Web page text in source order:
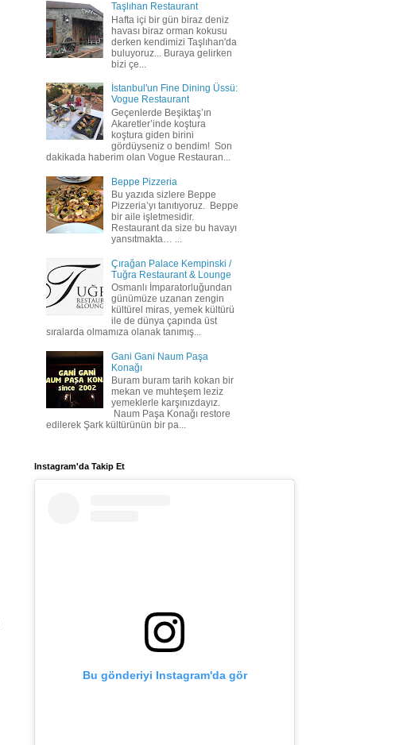
Taşlıhan Restaurant
Hafta içi bir gün biraz deniz
havası biraz orman kokusu
derken kendimizi Taşlıhan'da
buluyoruz... Buraya gelirken
bizi çe...
İstanbul'un Fine Dining Üssü:
Vogue Restaurant
Geçenlerde Beşiktaş’ın
Akaretler’inde koştura
koştura giden birini
gördüyseniz o bendim! Son
dakikada haberim olan Vogue Restauran...
Beppe Pizzeria
Bu yazıda sizlere Beppe
Pizzeria’yı tanıtıyoruz. Beppe
bir aile işletmesidir.
Restaurant da size bu havayı
yansıtmakta… ...
Çırağan Palace Kempinski /
Tuğra Restaurant & Lounge
Osmanlı İmparatorluğundan
günümüze uzanan zengin
kültürel miras, yemek kültürü
ile de dünya çapında üst
sıralarda olmamıza olanak tanımış...
Gani Gani Naum Paşa
Konağı
Buram buram tarih kokan bir
mekan ve muhteşem leziz
yemeklerle karşınızdayız.
Naum Paşa Konağı restore
edilerek Şark kültürünün bir pa...
Instagram'da Takip Et
Bu gönderiyi Instagram'da gör